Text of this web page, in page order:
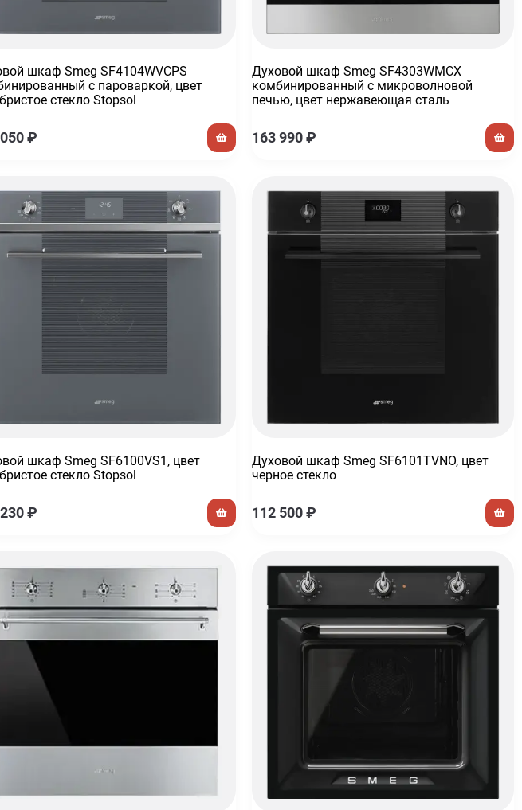
шкаф Smeg SF4104WVCPS
с пароваркой, цвет
стекло Stopsol
₽
Духовой шкаф Smeg SF4303WMCX
комбинированный с микроволновой
печью, цвет нержавеющая сталь
163 990₽
шкаф Smeg SF6100VS1, цвет
стекло Stopsol
₽
Духовой шкаф Smeg SF6101TVNO, цвет
черное стекло
112 500₽